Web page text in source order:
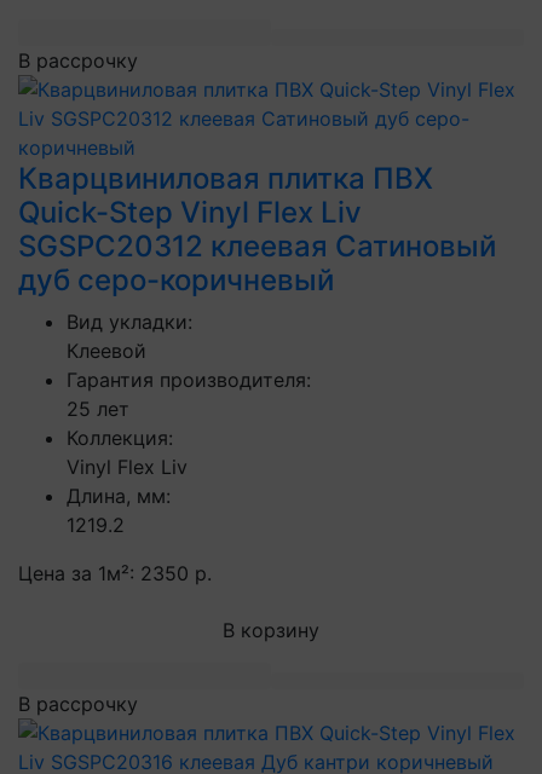
В рассрочку
Кварцвиниловая плитка ПВХ
Quick-Step Vinyl Flex Liv
SGSPC20312 клеевая Сатиновый
дуб серо-коричневый
Вид укладки:
Клеевой
Гарантия производителя:
25 лет
Коллекция:
Vinyl Flex Liv
Длина, мм:
1219.2
Цена за 1м²: 2350 р.
В корзину
В рассрочку